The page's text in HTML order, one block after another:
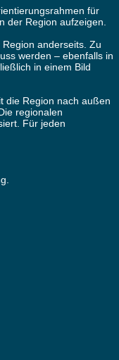
für
der Region aufzeigen.
anderseits. Zu
werden – ebenfalls in
in einem Bild
die Region nach außen
regionalen
Für jeden